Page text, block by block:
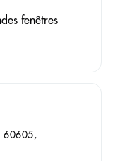
fenêtres
60605,